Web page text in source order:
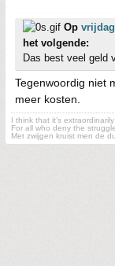
Op vrijdag
het volgende:
Das best veel geld
Tegenwoordig niet
meer kosten.
I think that it’s
For all who deny the
Met zwijgen kruist men de